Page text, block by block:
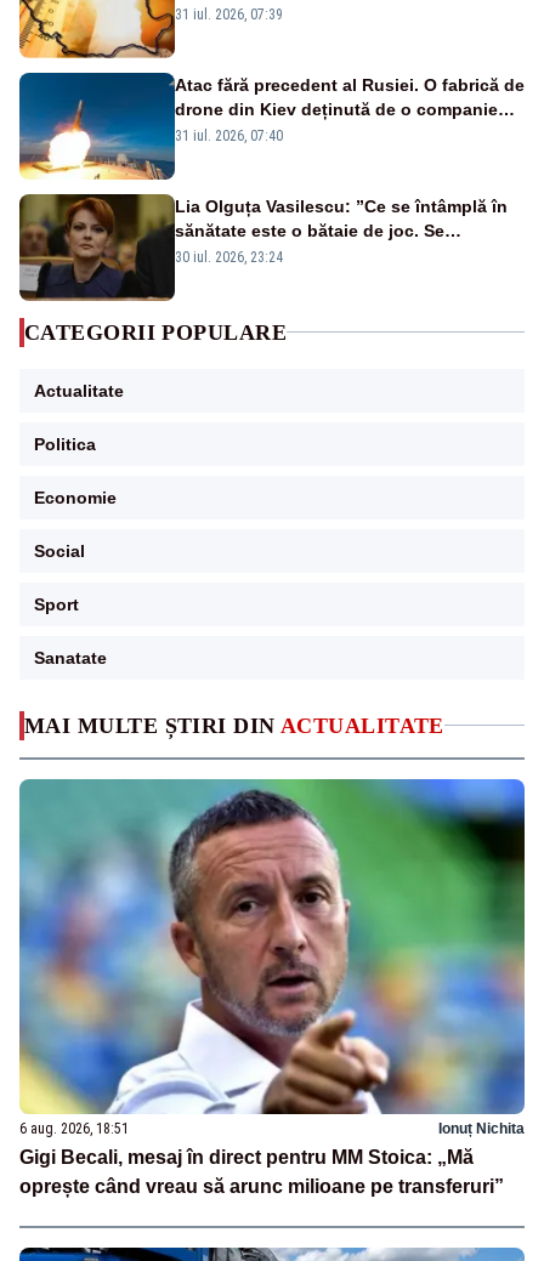
MAI MULTE ȘTIRI DIN ACTUALITATE
6 aug. 2026, 18:51 Ionuț Nichita
Gigi Becali, mesaj în direct pentru MM Stoica: „Mă
oprește când vreau să arunc milioane pe transferuri”
de grade, iar nopțile devin tropicale
31 iul. 2026, 07:39
Atac fără precedent al Rusiei. O fabrică de
drone din Kiev deținută de o companie
americană, distrusă de o rachetă
31 iul. 2026, 07:40
Lia Olguța Vasilescu: ”Ce se întâmplă în
sănătate este o bătaie de joc. Se
guvernează extraordinar de prost”
30 iul. 2026, 23:24
CATEGORII POPULARE
Actualitate
Politica
Economie
Social
Sport
Sanatate